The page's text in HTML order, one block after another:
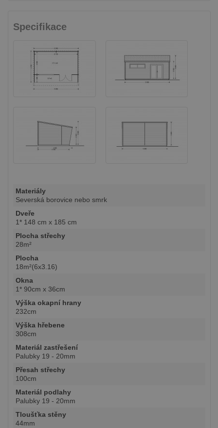
Specifikace
Materiály
Severská borovice nebo smrk
Dveře
1* 148 cm x 185 cm
Plocha střechy
28m²
Plocha
18m²(6x3.16)
Okna
1* 90cm x 36cm
Výška okapní hrany
232cm
Výška hřebene
308cm
Materiál zastřešení
Palubky 19 - 20mm
Přesah střechy
100cm
Materiál podlahy
Palubky 19 - 20mm
Tloušťka stěny
44mm